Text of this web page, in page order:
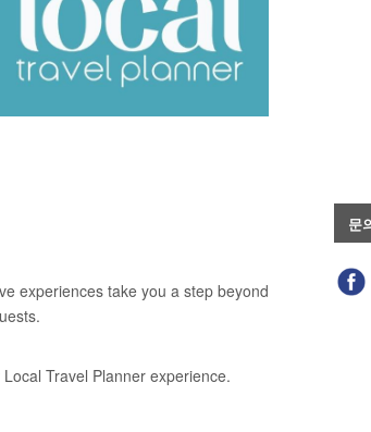
experiences take you a step beyond
Travel Planner experience.
문